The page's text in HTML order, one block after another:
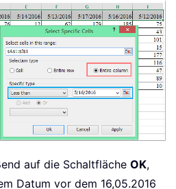
auf die Schaltfläche OK,
Datum vor dem 16,05.2016